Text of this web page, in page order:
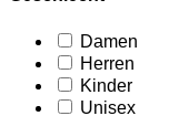
Damen
Herren
Kinder
Unisex